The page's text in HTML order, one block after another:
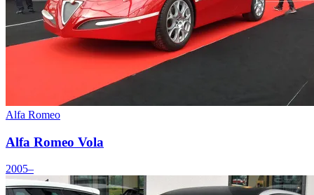
Alfa Romeo
Alfa Romeo Vola
2005–